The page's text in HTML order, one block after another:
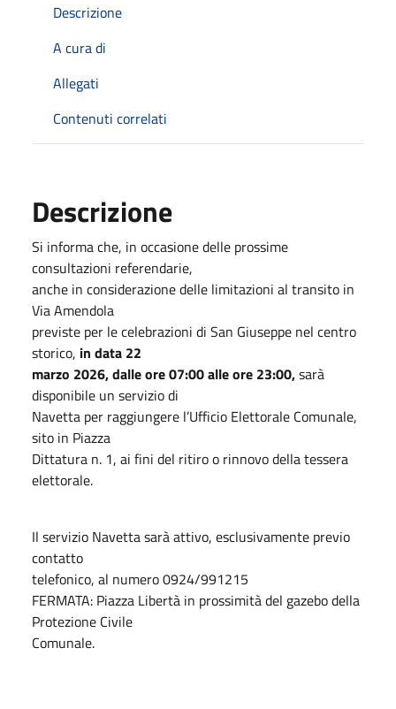
Descrizione
A cura di
Allegati
Contenuti correlati
Descrizione
Si informa che, in occasione delle prossime
consultazioni referendarie,
anche in considerazione delle limitazioni al transito in
Via Amendola
previste per le celebrazioni di San Giuseppe nel centro
storico, in data 22
marzo 2026, dalle ore 07:00 alle ore 23:00,sarà
disponibile un servizio di
Navetta per raggiungere l’Ufficio Elettorale Comunale,
sito in Piazza
Dittatura n. 1, ai fini del ritiro o rinnovo della tessera
elettorale.
Il servizio Navetta sarà attivo, esclusivamente previo
contatto
telefonico, al numero 0924/991215
FERMATA: Piazza Libertà in prossimità del gazebo della
Protezione Civile
Comunale.